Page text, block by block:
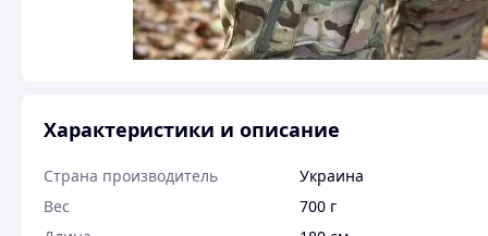
Характеристики и описание
Страна производитель
Украина
Вес
700 г